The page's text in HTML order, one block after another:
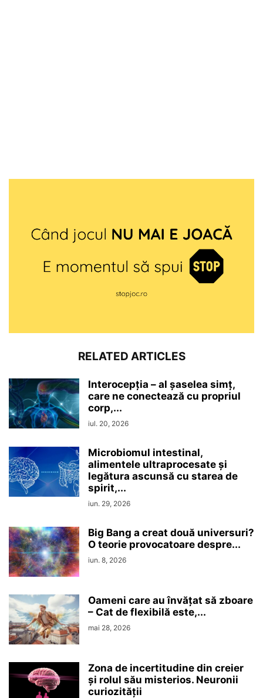
RELATED ARTICLES
Interocepţia – al șaselea simț,
care ne conectează cu propriul
corp,...
iul. 20, 2026
Microbiomul intestinal,
alimentele ultraprocesate şi
legătura ascunsă cu starea de
spirit,...
iun. 29, 2026
Big Bang a creat două universuri?
O teorie provocatoare despre...
iun. 8, 2026
Oameni care au învățat să zboare
– Cat de flexibilă este,...
mai 28, 2026
Zona de incertitudine din creier
şi rolul său misterios. Neuronii
curiozităţii